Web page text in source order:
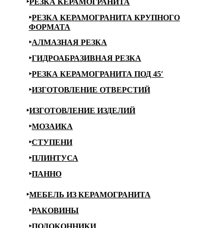
РЕЗКА КЕРАМОГРАНИТА
РЕЗКА КЕРАМОГРАНИТА КРУПНОГО
ФОРМАТА
АЛМАЗНАЯ РЕЗКА
ГИДРОАБРАЗИВНАЯ РЕЗКА
РЕЗКА КЕРАМОГРАНИТА ПОД 45′
ИЗГОТОВЛЕНИЕ ОТВЕРСТИЙ
ИЗГОТОВЛЕНИЕ ИЗДЕЛИЙ
МОЗАИКА
СТУПЕНИ
ПЛИНТУСА
ПАННО
МЕБЕЛЬ ИЗ КЕРАМОГРАНИТА
РАКОВИНЫ
ПОДОКОННИКИ